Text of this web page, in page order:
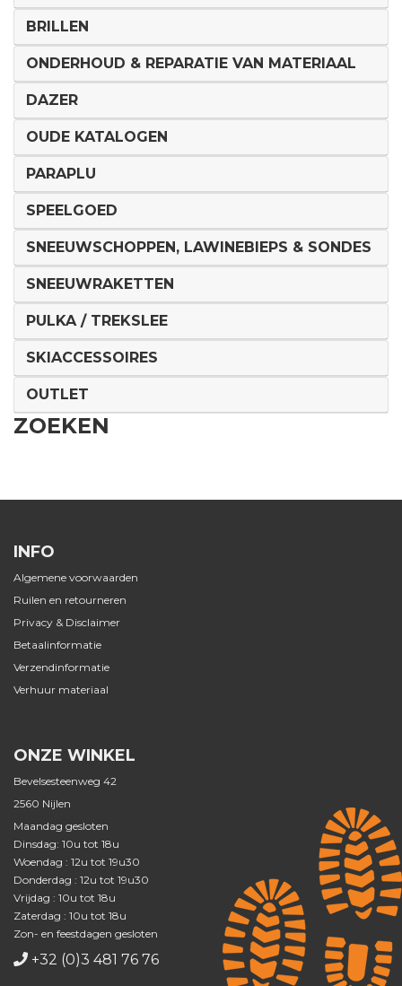
BRILLEN
ONDERHOUD & REPARATIE VAN MATERIAAL
DAZER
OUDE KATALOGEN
PARAPLU
SPEELGOED
SNEEUWSCHOPPEN, LAWINEBIEPS & SONDES
SNEEUWRAKETTEN
PULKA / TREKSLEE
SKIACCESSOIRES
OUTLET
ZOEKEN
INFO
Algemene voorwaarden
Ruilen en retourneren
Privacy & Disclaimer
Betaalinformatie
Verzendinformatie
Verhuur materiaal
ONZE WINKEL
Bevelsesteenweg 42
2560 Nijlen
Maandag gesloten
Dinsdag: 10u tot 18u
Woendag : 12u tot 19u30
Donderdag : 12u tot 19u30
Vrijdag : 10u tot 18u
Zaterdag : 10u tot 18u
Zon- en feestdagen gesloten
+32 (0)3 481 76 76